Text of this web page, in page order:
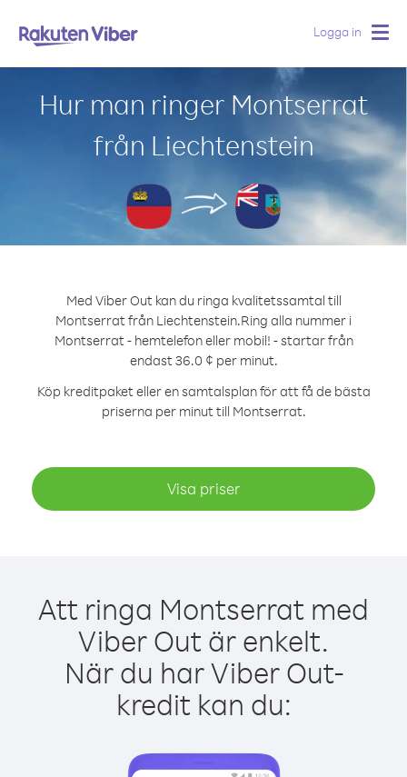
Logga in
Hur man ringer Montserrat
från Liechtenstein
Med Viber Out kan du ringa kvalitetssamtal till
Montserrat från Liechtenstein.Ring alla nummer i
Montserrat - hemtelefon eller mobil! - startar från
endast 36.0 ¢ per minut.
Köp kreditpaket eller en samtalsplan för att få de bästa
priserna per minut till Montserrat.
Visa priser
Att ringa Montserrat med
Viber Out är enkelt.
När du har Viber Out-
kredit kan du: